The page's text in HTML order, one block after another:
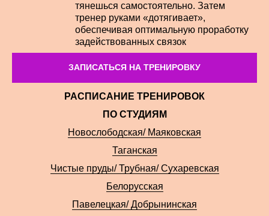
тянешься самостоятельно. Затем
тренер руками «дотягивает»,
обеспечивая оптимальную проработку
задействованных связок
ЗАПИСАТЬСЯ НА ТРЕНИРОВКУ
РАСПИСАНИЕ ТРЕНИРОВОК
ПО СТУДИЯМ
Новослободская/ Маяковская
Таганская
Чистые пруды/ Трубная/ Сухаревская
Белорусская
Павелецкая/ Добрынинская